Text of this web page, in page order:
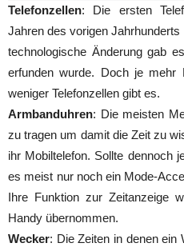
Telefonzellen: Die ersten
Jahren des vorigen
technologische Änderung gab
erfunden wurde. Doch je
weniger Telefonzellen gibt es.
Armbanduhren: Die meisten
zu tragen um damit die Zeit zu
ihr Mobiltelefon. Sollte dennoch
es meist nur noch ein Mode-
Ihre Funktion zur Zeitanzeige
Handy übernommen.
Wecker: Die Zeiten in denen ein